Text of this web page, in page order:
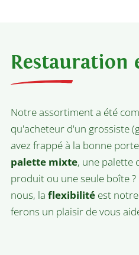
Restauration
Notre assortiment a été
qu'acheteur d'un grossiste
avez frappé à la bonne
palette mixte, une palette
produit ou une seule boîte
nous, la flexibilité est
ferons un plaisir de vous